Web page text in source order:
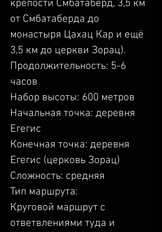
крепости Смбатаберд, 3,5 км
от Смбатаберда до
монастыря Цахац Кар и ещё
3,5 км до церкви Зорац).
Продолжительность: 5-6
часов
Набор высоты: 600 метров
Начальная точка: деревня
Егегис
Конечная точка: деревня
Егегис (церковь Зорац)
Сложность: средняя
Тип маршрута:
Круговой маршрут с
ответвлениями туда и